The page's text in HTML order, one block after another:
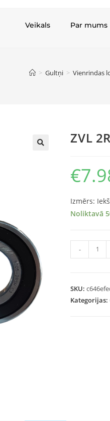
Veikals Par mums
> Gultņi > Vienrindas
ZVL
€
Izmērs:
Noliktavā
-
SKU:
Kategorijas: